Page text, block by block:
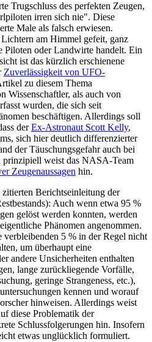
Trugschluss des perfekten Zeugen,
irren sich nie". Diese
Male als falsch erwiesen.
am Himmel gefeit, ganz
Piloten oder Landwirte handelt. Ein
ist das kürzlich erschienene
Zuverlässigkeit von UFO-
zu diesem Thema
Wissenschaftler, als auch von
wurden, die sich seit
beschäftigen. Allerdings soll
derEx-Astronaut Scott Kelly,
sich hier deutlich differenzierter
der Täuschungsgefahr auch bei
prinzipiell weist das NASA-Team
Zeugenaussagen hin.
Berichtseinleitung der
Auch wenn etwa 95 %
gelöst werden konnten, werden
Phänomen angenommen.
verbleibenden 5 % in der Regel nicht
um überhaupt eine
andere Unsicherheiten enthalten
lange zurückliegende Vorfälle,
geringe Strangeness, etc.),
kennen und worauf
hinweisen. Allerdings weist
diese Problematik der
Schlussfolgerungen hin. Insofern
etwas unglücklich formuliert.